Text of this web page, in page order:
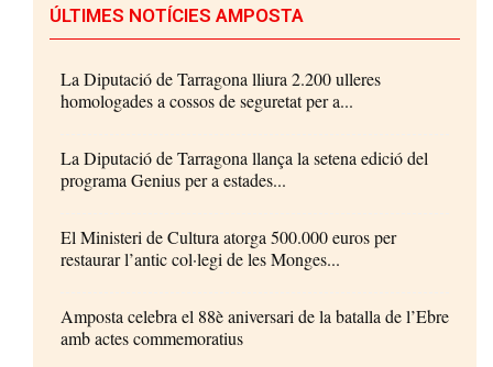
ÚLTIMES NOTÍCIES AMPOSTA
La Diputació de Tarragona lliura 2.200 ulleres
homologades a cossos de seguretat per a...
La Diputació de Tarragona llança la setena edició del
programa Genius per a estades...
El Ministeri de Cultura atorga 500.000 euros per
restaurar l’antic col·legi de les Monges...
Amposta celebra el 88è aniversari de la batalla de l’Ebre
amb actes commemoratius